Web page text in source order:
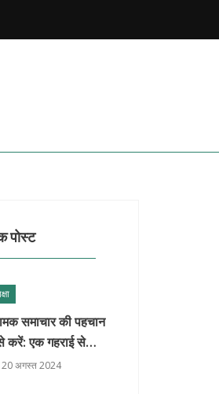
पोस्ट
समाचार की पहचान
करें: एक गहराई से
20 अगस्त 2024